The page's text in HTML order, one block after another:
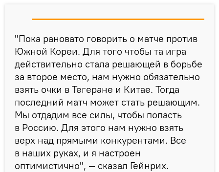
"Пока рановато говорить о матче против
Южной Кореи. Для того чтобы та игра
действительно стала решающей в борьбе
за второе место, нам нужно обязательно
взять очки в Тегеране и Китае. Тогда
последний матч может стать решающим.
Мы отдадим все силы, чтобы попасть
в Россию. Для этого нам нужно взять
верх над прямыми конкурентами. Все
в наших руках, и я настроен
оптимистично", — сказал Гейнрих.